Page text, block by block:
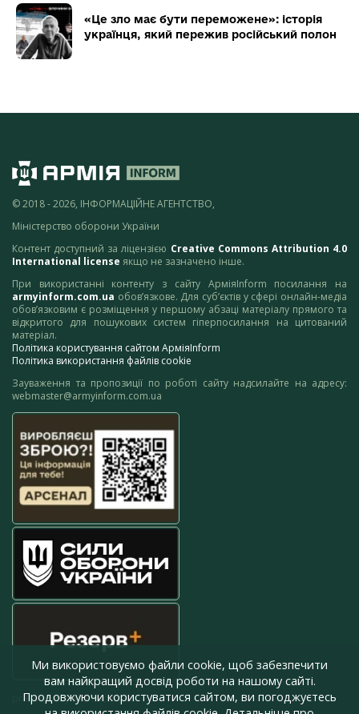
«Це зло має бути переможене»: історія
українця, який пережив російський полон
© 2018 - 2026, ІНФОРМАЦІЙНЕ АГЕНТСТВО,
Міністерство оборони України
Контент доступний за ліцензією Creative Commons Attribution 4.0
International license якщо не зазначено інше.
При використанні контенту з сайту АрміяInform посилання на
armyinform.com.ua обов’язкове. Для суб’єктів у сфері онлайн-медіа
обов’язковим є розміщення у першому абзаці матеріалу прямого та
відкритого для пошукових систем гіперпосилання на цитований
матеріал.
Політика користування сайтом АрміяInform
Політика використання файлів cookie
Зауваження та пропозиції по роботі сайту надсилайте на адресу:
webmaster@armyinform.com.ua
press@armyinform.com.ua
Ми використовуємо файли cookie, щоб забезпечити
вам найкращий досвід роботи на нашому сайті.
Продовжуючи користуватися сайтом, ви погоджуєтесь